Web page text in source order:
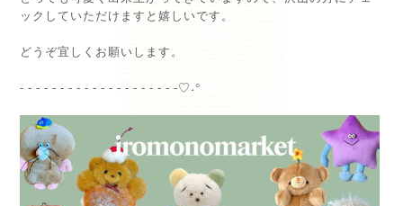
ックしていただけますと嬉しいです。⁡
どうぞ宜しくお願いします。⁡
- - - - - - - - - - - - - - - - - - - -♡˖°⁡